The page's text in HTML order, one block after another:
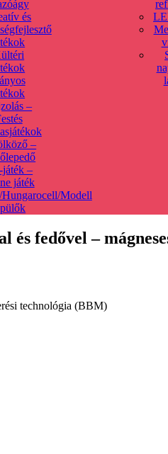
és
–
–
–
játék
Modell
fedővel –
technológia (BBM)